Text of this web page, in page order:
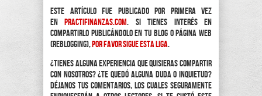
Este artículo fue publicado por primera vez
enpractifinanzas.com. Si tienes interés en
compartirlo publicándolo en tu blog o página web
(reblogging),por favor sigue esta liga.
¿Tienes alguna experiencia que quisieras compartir
con nosotros? ¿Te quedó alguna duda o inquietud?
Déjanos tus comentarios, los cuales seguramente